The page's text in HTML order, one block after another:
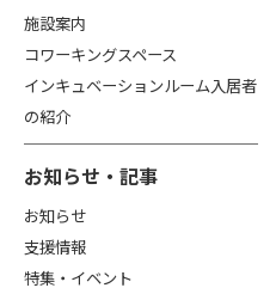
施設案内
コワーキングスペース
インキュベーションルーム入居者
の紹介
お知らせ・記事
お知らせ
支援情報
特集・イベント